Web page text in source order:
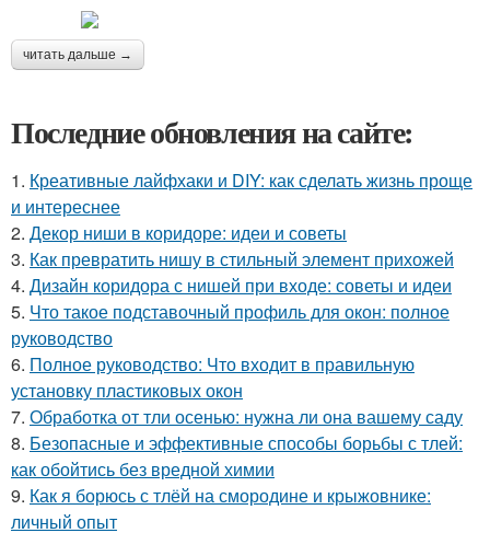
читать дальше →
Последние обновления на сайте:
1. Креативные лайфхаки и DIY: как сделать жизнь проще
и интереснее
2. Декор ниши в коридоре: идеи и советы
3. Как превратить нишу в стильный элемент прихожей
4. Дизайн коридора с нишей при входе: советы и идеи
5. Что такое подставочный профиль для окон: полное
руководство
6. Полное руководство: Что входит в правильную
установку пластиковых окон
7. Обработка от тли осенью: нужна ли она вашему саду
8. Безопасные и эффективные способы борьбы с тлей:
как обойтись без вредной химии
9. Как я борюсь с тлёй на смородине и крыжовнике:
личный опыт